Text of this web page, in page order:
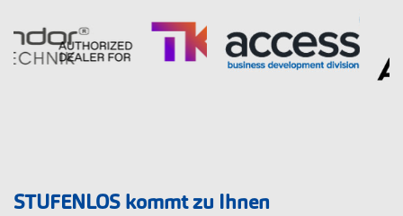
STUFENLOS kommt zu Ihnen